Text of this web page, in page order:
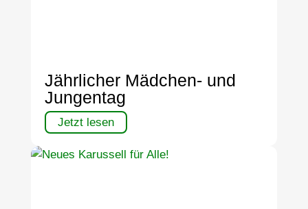
Jährlicher Mädchen- und
Jungentag
Jetzt lesen